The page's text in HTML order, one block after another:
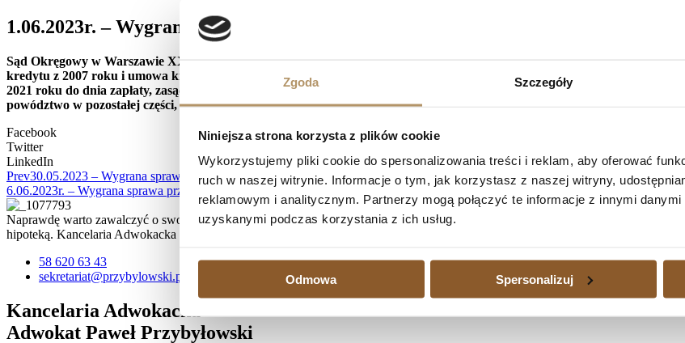
Zgoda Szczegóły
Niniejsza strona korzysta z plików cookie
Wykorzystujemy pliki cookie do spersonalizowania treści i reklam, aby oferować
ruch w naszej witrynie. Informacje o tym, jak korzystasz z naszej witryny,
reklamowym i analitycznym. Partnerzy mogą połączyć te informacje z innymi
uzyskanymi podczas korzystania z ich usług.
Odmowa Spersonalizuj
1.06.2023r. – Wygrana sprawa przeciwko mBank S.A. – umowa kredytu nieważna
Sąd Okręgowy w Warszawie XXVIII Wydział Cywilny, referent SSR del. do SO Marek Maj wyrokiem z dnia 1.06.2023
kredytu z 2007 roku i umowa kredytu z 2008 roku są nieważne, zasądził od pozwanego na rzecz powodów kwotę
2021 roku do dnia zapłaty, zasądził od pozwanego na rzecz powoda kwotę 44.265,13 zł z ustawowymi odsetkami za
powództwo w pozostałej części, zasądził tytułem zwrotu kosztów procesu od pozwanego na rzecz powodów kwotę 12.834 zł.
Facebook
Twitter
LinkedIn
Prev30.05.2023 – Wygrana sprawa przeciwko Santander Consumer Bank S.A. – umowa kredytu nieważna w całości
6.06.2023r. – Wygrana sprawa przeciwko PKO BP S.A. – umowa kredytu nieważna w całości
Naprawdę warto zawalczyć o swoje prawa, zwłaszcza, jeśli spłata kredytu waloryzowanego do waluty jest dużym obciążeniem, a
hipoteką. Kancelaria Adwokacka działa na terenie Trójmiasta, ale zajmujemy się również sprawami kredytów waloryzowanych do
58 620 63 43
sekretariat@przybylowski.pl
Kancelaria Adwokacka
Adwokat Paweł Przybyłowski